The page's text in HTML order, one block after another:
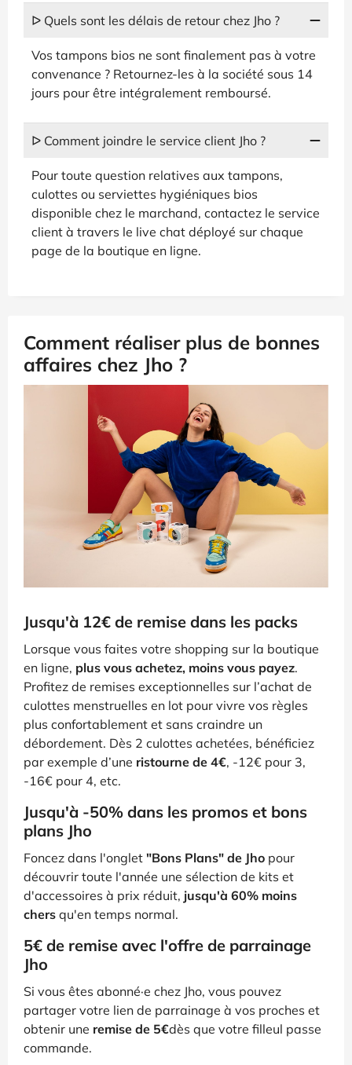
ᐅ Quels sont les délais de retour chez Jho ?
Vos tampons bios ne sont finalement pas à votre
convenance ? Retournez-les à la société sous 14
jours pour être intégralement remboursé.
ᐅ Comment joindre le service client Jho ?
Pour toute question relatives aux tampons,
culottes ou serviettes hygiéniques bios
disponible chez le marchand, contactez le service
client à travers le live chat déployé sur chaque
page de la boutique en ligne.
Comment réaliser plus de bonnes
affaires chez Jho ?
Jusqu'à 12€ de remise dans les packs
Lorsque vous faites votre shopping sur la boutique
en ligne, plus vous achetez, moins vous payez.
Profitez de remises exceptionnelles sur l’achat de
culottes menstruelles en lot pour vivre vos règles
plus confortablement et sans craindre un
débordement. Dès 2 culottes achetées, bénéficiez
par exemple d’une ristourne de 4€, -12€ pour 3,
-16€ pour 4, etc.
Jusqu'à -50% dans les promos et bons
plans Jho
Foncez dans l'onglet "Bons Plans" de Jho pour
découvrir toute l'année une sélection de kits et
d'accessoires à prix réduit, jusqu'à 60% moins
chers qu'en temps normal.
5€ de remise avec l'offre de parrainage
Jho
Si vous êtes abonné·e chez Jho, vous pouvez
partager votre lien de parrainage à vos proches et
obtenir une remise de 5€dès que votre filleul passe
commande.